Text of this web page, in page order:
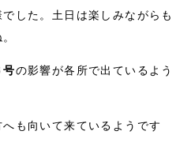
した。土日は楽しみながらも
号の影響が各所で出ているよう
も向いて来ているようです